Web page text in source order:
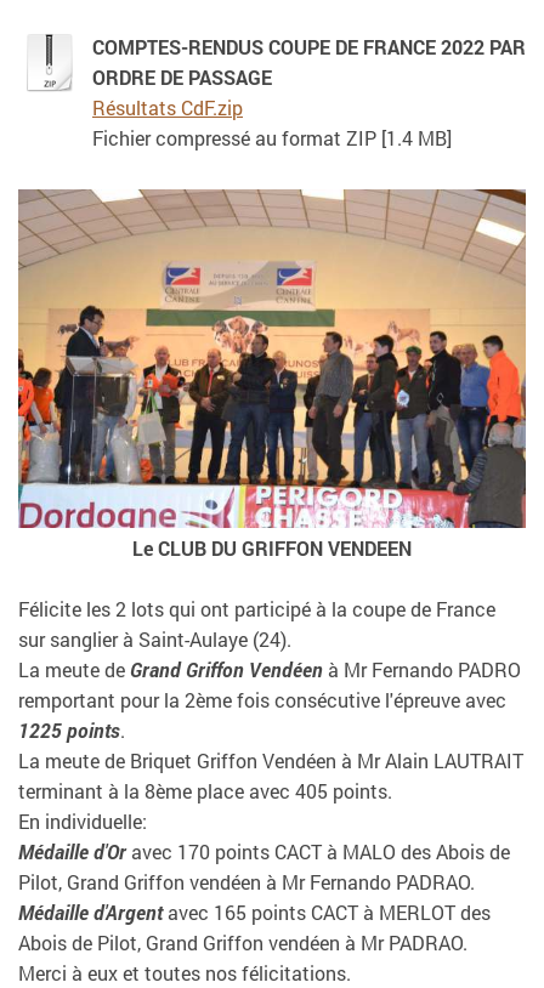
COMPTES-RENDUS COUPE DE FRANCE 2022 PAR
ORDRE DE PASSAGE
Résultats CdF.zip
Fichier compressé au format ZIP [1.4 MB]
Le CLUB DU GRIFFON VENDEEN
Félicite les 2 lots qui ont participé à la coupe de France
sur sanglier à Saint-Aulaye (24).
La meute deGrand Griffon Vendéen à Mr Fernando PADRO
remportant pour la 2ème fois consécutive l'épreuve avec
1225 points.
La meute de Briquet Griffon Vendéen à Mr Alain LAUTRAIT
terminant à la 8ème place avec 405 points.
En individuelle:
Médaille d'Oravec 170 points CACT à MALO des Abois de
Pilot, Grand Griffon vendéen à Mr Fernando PADRAO.
Médaille d'Argentavec 165 points CACT à MERLOT des
Abois de Pilot, Grand Griffon vendéen à Mr PADRAO.
Merci à eux et toutes nos félicitations.